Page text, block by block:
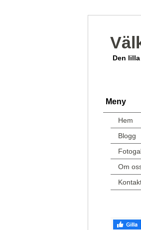
Den
Meny
Hem
Blogg
Om